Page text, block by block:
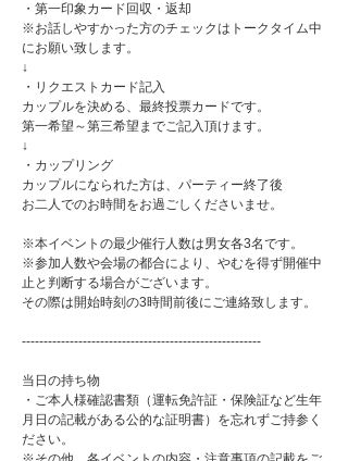
・第一印象カード回収・返却
※お話しやすかった方のチェックはトークタイム中
にお願い致します。
↓
・リクエストカード記入
カップルを決める、最終投票カードです。
第一希望～第三希望までご記入頂けます。
↓
・カップリング
カップルになられた方は、パーティー終了後
お二人でのお時間をお過ごしくださいませ。
※本イベントの最少催行人数は男女各3名です。
※参加人数や会場の都合により、やむを得ず開催中
止と判断する場合がございます。
その際は開始時刻の3時間前後にご連絡致します。
-------------------------------------------------------
当日の持ち物
・ご本人様確認書類（運転免許証・保険証など生年
月日の記載がある公的な証明書）を忘れずご持参く
ださい。